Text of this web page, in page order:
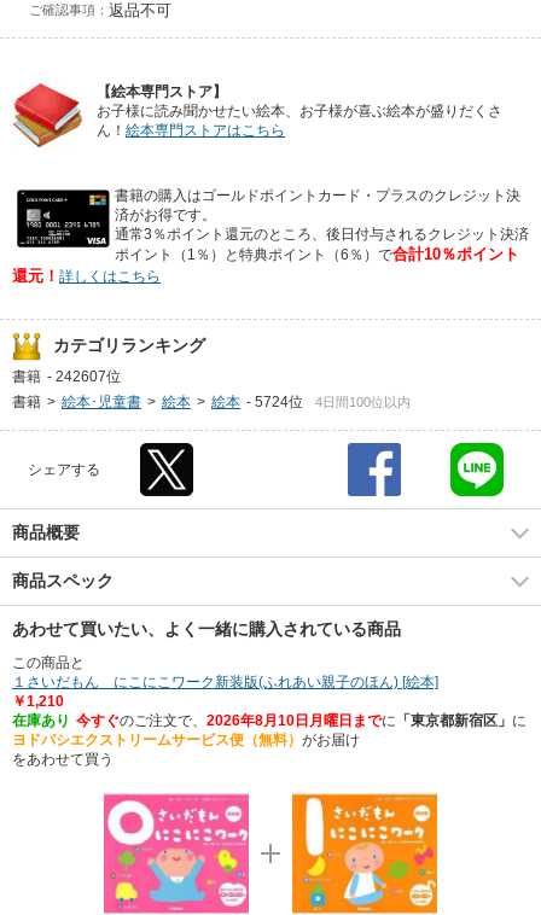
ご確認事項： 返品不可
【絵本専門ストア】
お子様に読み聞かせたい絵本、お子様が喜ぶ絵本が盛りだくさ
ん！ 絵本専門ストアはこちら
書籍の購入はゴールドポイントカード・プラスのクレジット決
済がお得です。
通常3％ポイント還元のところ、後日付与されるクレジット決済
ポイント（1％）と特典ポイント（6％）で合計10％ポイント
還元！ 詳しくはこちら
カテゴリランキング
書籍 - 242607位
書籍 > 絵本･児童書 > 絵本 > 絵本 - 5724位 4日間100位以内
シェアする
商品概要
商品スペック
あわせて買いたい、よく一緒に購入されている商品
この商品と
１さいだもん にこにこワーク新装版(ふれあい親子のほん) [絵本]
￥1,210
在庫あり 今すぐのご注文で、 2026年8月10日月曜日までに 「東京都新宿区」 に
ヨドバシエクストリームサービス便（無料） がお届け
をあわせて買う